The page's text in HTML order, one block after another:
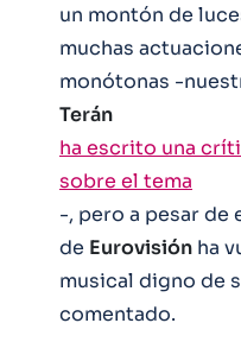
un montón de
muchas
monótonas -
Terán
ha escrito una
sobre el tema
-, pero a pesar de
de Eurovisión ha
musical digno de
comentado.